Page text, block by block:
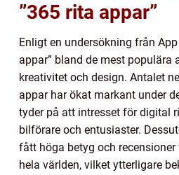
”365 rita appar”
Enligt en undersökning från
appar” bland de mest populära
kreativitet och design. Antalet
appar har ökat markant under
tyder på att intresset för digital
bilförare och entusiaster.
fått höga betyg och
hela världen, vilket ytterligare